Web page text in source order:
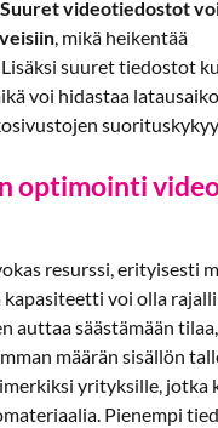
Suuret videotiedostot
, mikä heikentää
suuret tiedostot
voi hidastaa
optimointi
resurssi, erityisesti
voi olla
auttaa säästämään
määrän sisällön
yrityksille, jotka
Pienempi